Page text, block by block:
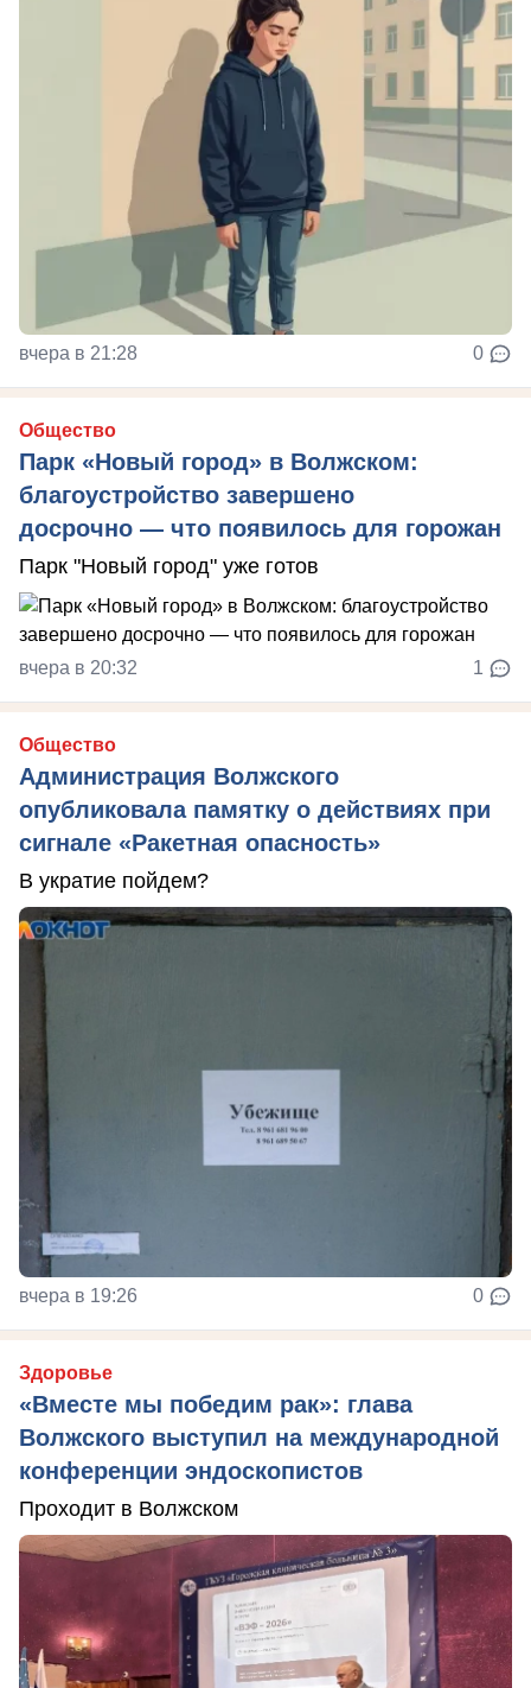
вчера в 21:28 0
Общество
Парк «Новый город» в Волжском:
благоустройство завершено
досрочно — что появилось для горожан
Парк "Новый город" уже готов
вчера в 20:32 1
Общество
Администрация Волжского
опубликовала памятку о действиях при
сигнале «Ракетная опасность»
В укратие пойдем?
вчера в 19:26 0
Здоровье
«Вместе мы победим рак»: глава
Волжского выступил на международной
конференции эндоскопистов
Проходит в Волжском